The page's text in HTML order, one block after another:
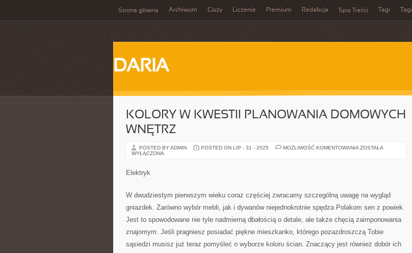
Strona główna Archiwum Ciszy Liczenie Premium Redakcja Spis Treści Tagi Tagi
DARIA
KOLORY W KWESTII PLANOWANIA DOMOWYCH
WNĘTRZ
POSTED BY ADMIN POSTED ON LIP - 31 - 2025 MOŻLIWOŚĆ KOMENTOWANIA KOLORY
ZOSTAŁA
WYŁĄCZONA
Elektryk
W dwudziestym pierwszym wieku coraz częściej zwracamy szczególną uwagę na wygląd
gniazdek. Zarówno wybór mebli, jak i dywanów niejednokrotnie spędza Polakom sen z powiek.
Jest to spowodowane nie tyle nadmierną dbałością o detale, ale także chęcią zaimponowania
znajomym. Jeśli pragniesz posiadać piękne mieszkanko, którego pozazdroszczą Tobie
sąsiedzi musisz już teraz pomyśleć o wyborze koloru ścian. Znaczący jest również dobór ich